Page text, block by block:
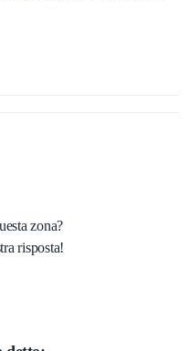
zona?
risposta!